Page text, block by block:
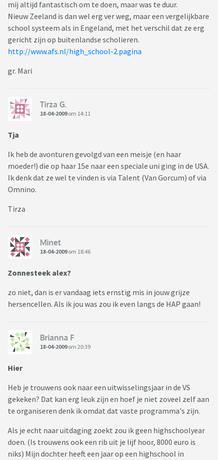
mij altijd fantastisch om te doen, maar was te duur.
Nieuw Zeeland is dan wel erg ver weg, maar een vergelijkbare
school systeem als in Engeland, met het verschil dat ze erg
gericht zijn op buitenlandse scholieren.
http://www.afs.nl/high_school-2.pagina
gr. Mari
Tirza G.
18-04-2009om 14:11
Tja
Ik heb de avonturen gevolgd van een meisje (en haar
moeder!) die op haar 15e naar een speciale uni ging in de USA.
Ik denk dat ze wel te vinden is via Talent (Van Gorcum) of via
Omnino.
Tirza
Minet
18-04-2009om 18:46
Zonnesteek alex?
zo niet, dan is er vandaag iets ernstig mis in jouw grijze
hersencellen. Als ik jou was zou ik even langs de HAP gaan!
Brianna F
18-04-2009om 20:39
Hier
Heb je trouwens ook naar een uitwisselingsjaar in de VS
gekeken? Dat kan erg leuk zijn en hoef je niet zoveel zelf aan
te organiseren denk ik omdat dat vaste programma's zijn.
Als je echt naar uitdaging zoekt zou ik geen highschoolyear
doen. (Is trouwens ook een rib uit je lijf hoor, 8000 euro is
niks) Mijn dochter heeft een jaar op een highschool in